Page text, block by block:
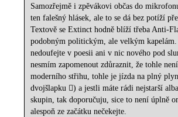
Samozřejmě i zpěvákovi občas do
ten falešný hlásek, ale to se dá bez potíží
Textově se Extinct hodně blíží třeba Anti-
podobným politickým, ale velkým
nedoufejte v poesii ani v nic nového pod
nesmím zapomenout zdůraznit, že tohle
moderního střihu, tohle je jízda na plný
dvojšlapku ) a jestli máte rádi nejstarší
skupin, tak doporučuju, sice to není úplně
alespoň ze začátku nečekejte.